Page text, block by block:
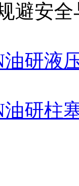
避安
研液
研柱